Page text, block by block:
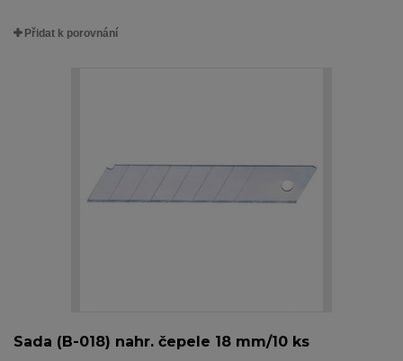
Přidat k porovnání
Sada (B-018) nahr. čepele 18 mm/10 ks